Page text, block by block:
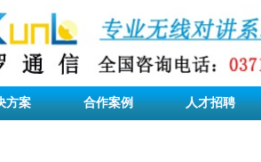
方案 合作案例 人才招聘